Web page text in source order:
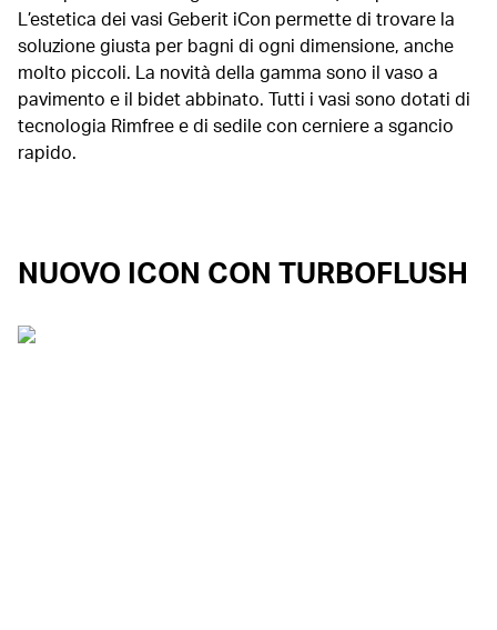
L’estetica dei vasi Geberit iCon permette di trovare la
soluzione giusta per bagni di ogni dimensione, anche
molto piccoli. La novità della gamma sono il vaso a
pavimento e il bidet abbinato. Tutti i vasi sono dotati di
tecnologia Rimfree e di sedile con cerniere a sgancio
rapido.
NUOVO ICON CON TURBOFLUSH